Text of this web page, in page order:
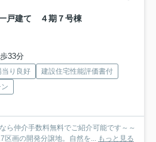
戸建て ４期 ７号棟
33分
当り良好
建設住宅性能評価書付
ら仲介手数料無料でご紹介可能です～～
区画の開発分譲地。自然を... もっと見る